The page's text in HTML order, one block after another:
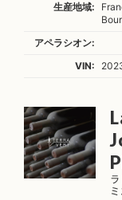
生産地域:
アペラシオン:
VIN: